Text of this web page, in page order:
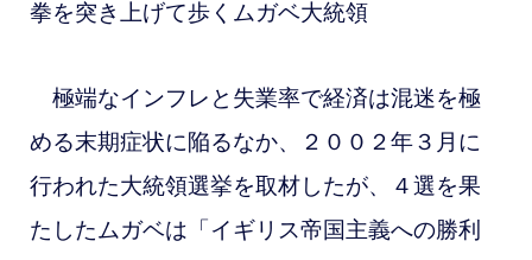
拳を突き上げて歩くムガベ大統領
極端なインフレと失業率で経済は混迷を極
める末期症状に陥るなか、２００２年３月に
行われた大統領選挙を取材したが、４選を果
たしたムガベは「イギリス帝国主義への勝利